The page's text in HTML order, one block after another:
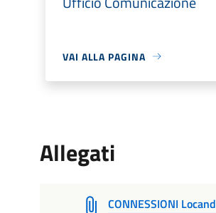
VAI ALLA PAGINA
Allegati
CONNESSIONI